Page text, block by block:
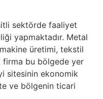
sektörde faaliyet
yapmaktadır. Metal
üretimi, tekstil
firma bu bölgede yer
sitesinin ekonomik
ve bölgenin ticari